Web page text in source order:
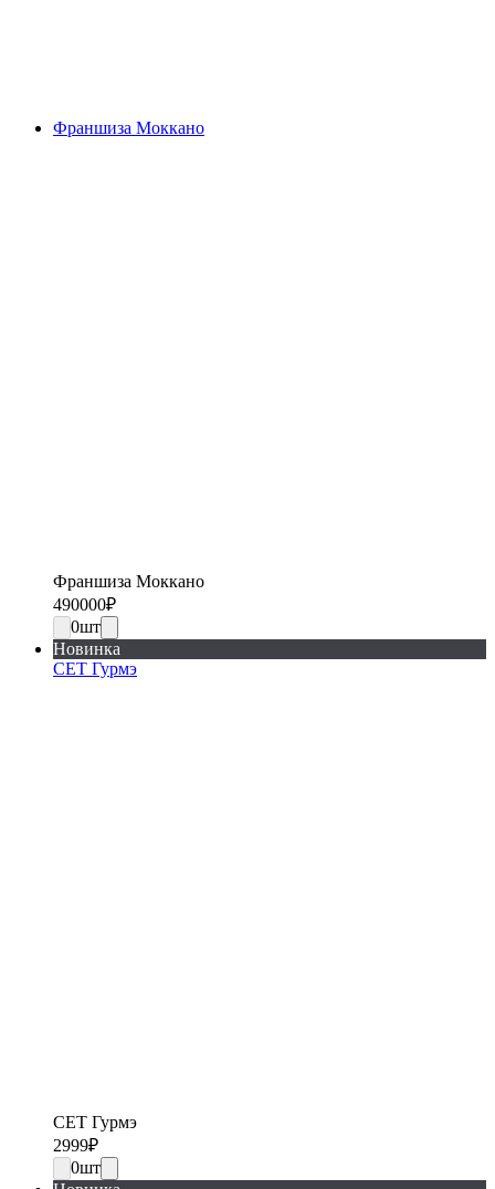
Франшиза Моккано
Франшиза Моккано
490000₽
0шт
Новинка
СЕТ Гурмэ
СЕТ Гурмэ
2999₽
0шт